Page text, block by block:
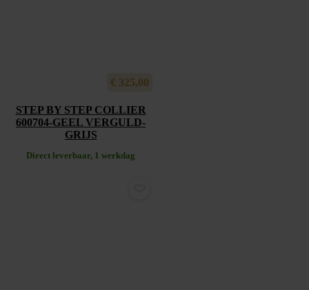
€ 325,00
STEP BY STEP COLLIER
600704-GEEL VERGULD-
GRIJS
Direct leverbaar, 1 werkdag